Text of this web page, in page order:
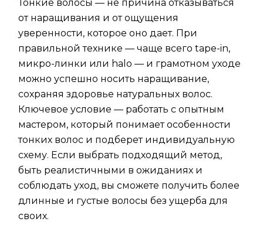
Тонкие волосы — не причина отказываться
от наращивания и от ощущения
уверенности, которое оно дает. При
правильной технике — чаще всего tape-in,
микро-линки или halo — и грамотном уходе
можно успешно носить наращивание,
сохраняя здоровье натуральных волос.
Ключевое условие — работать с опытным
мастером, который понимает особенности
тонких волос и подберет индивидуальную
схему. Если выбрать подходящий метод,
быть реалистичными в ожиданиях и
соблюдать уход, вы сможете получить более
длинные и густые волосы без ущерба для
своих.